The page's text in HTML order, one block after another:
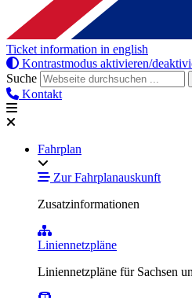
Ticket information in english
Kontrastmodus aktivieren/
Suche
Kontakt
Fahrplan
Zur Fahrplanauskunft
Zusatzinformationen
Liniennetzpläne
Liniennetzpläne für Sachsen